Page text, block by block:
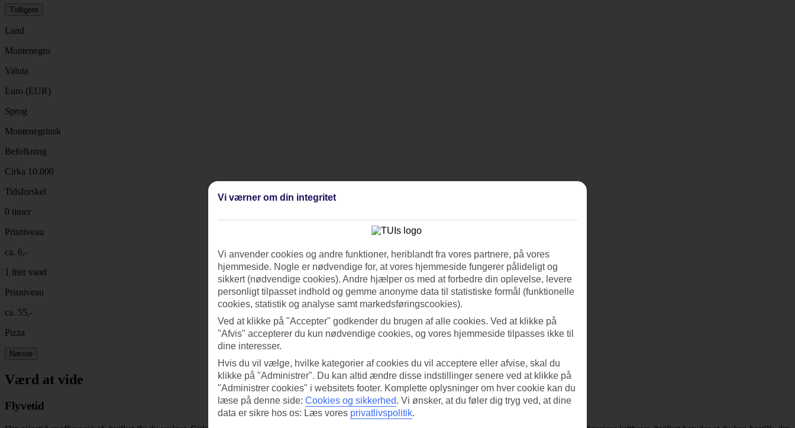
Tidligere
Land
Montenegro
Valuta
Euro (EUR)
Sprog
Montenegrinsk
Befolkning
Cirka 10.000
Tidsforskel
0 timer
Prisniveau
ca. 6,-
1 liter vand
Prisniveau
ca. 55,-
Pizza
Næste
Værd at vide
Flyvetid
Vi værner om din integritet
Vi anvender cookies og andre funktioner, heriblandt fra vores partnere, på vores
hjemmeside. Nogle er nødvendige for, at vores hjemmeside fungerer pålideligt og
sikkert (nødvendige cookies). Andre hjælper os med at forbedre din oplevelse, levere
personligt tilpasset indhold og gemme anonyme data til statistiske formål (funktionelle
cookies, statistik og analyse samt markedsføringscookies).
Ved at klikke på "Accepter" godkender du brugen af alle cookies. Ved at klikke på
"Afvis" accepterer du kun nødvendige cookies, og vores hjemmeside tilpasses ikke til
dine interesser.
Hvis du vil vælge, hvilke kategorier af cookies du vil acceptere eller afvise, skal du
klikke på "Administrer". Du kan altid ændre disse indstillinger senere ved at klikke på
"Administrer cookies" i websitets footer. Komplette oplysninger om hver cookie kan du
læse på denne side: Cookies og sikkerhed. Vi ønsker, at du føler dig tryg ved, at dine
data er sikre hos os: Læs vores privatlivspolitik.